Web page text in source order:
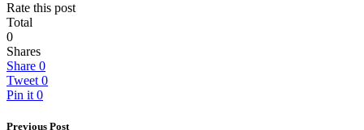
Rate this post
Total
0
Shares
Share 0
Tweet 0
Pin it 0
Previous Post